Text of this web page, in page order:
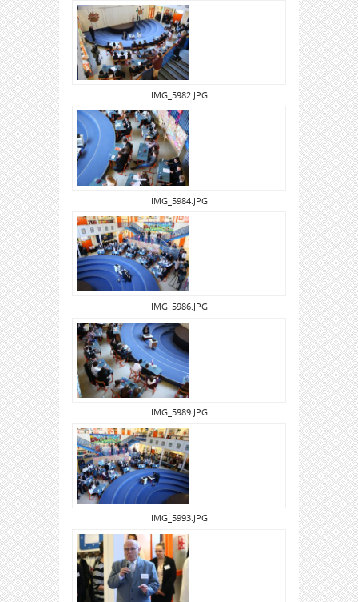
IMG_5982.JPG
IMG_5984.JPG
IMG_5986.JPG
IMG_5989.JPG
IMG_5993.JPG